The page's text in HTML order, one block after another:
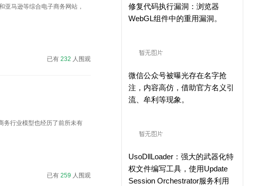
亚马逊等综合电子商务网站，
已有232 人围观
务行业模型也经历了前所未有
已有259 人围观
修复代码执行漏洞：浏览器
WebGL组件中的重用漏洞。
微信公众号被曝光存在名字抢
注，内容高仿，借助官方名义引
流、牟利等现象。
UsoDllLoader：强大的武器化特
权文件编写工具，使用Update
Session Orchestrator服务利用